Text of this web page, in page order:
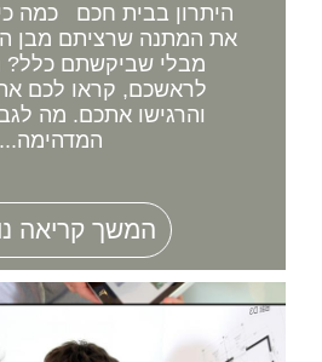
היתרון בבית חכם כמה
את המתנה שרציתם מבן
מבלי שביקשתם כלל?
לראשכם, קראו לכם
והרגישו אתכם. מה
המדהימה...
המשך קריאה